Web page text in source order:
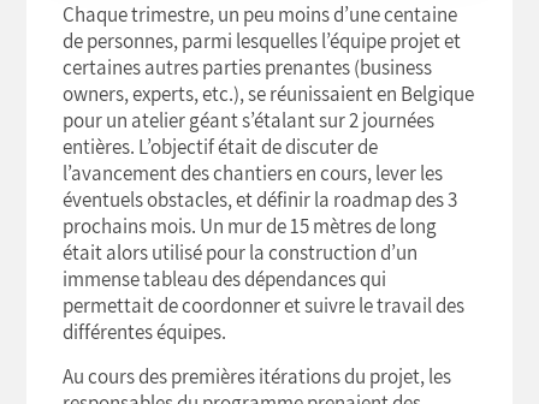
Chaque trimestre, un peu moins d’une centaine
de personnes, parmi lesquelles l’équipe projet et
certaines autres parties prenantes (business
owners, experts, etc.), se réunissaient en Belgique
pour un atelier géant s’étalant sur 2 journées
entières. L’objectif était de discuter de
l’avancement des chantiers en cours, lever les
éventuels obstacles, et définir la roadmap des 3
prochains mois. Un mur de 15 mètres de long
était alors utilisé pour la construction d’un
immense tableau des dépendances qui
permettait de coordonner et suivre le travail des
différentes équipes.
Au cours des premières itérations du projet, les